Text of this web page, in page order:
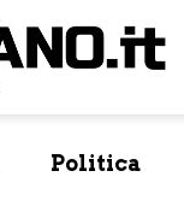
Politica